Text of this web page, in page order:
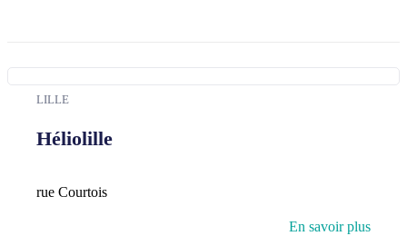
LILLE
Héliolille
rue Courtois
En savoir plus